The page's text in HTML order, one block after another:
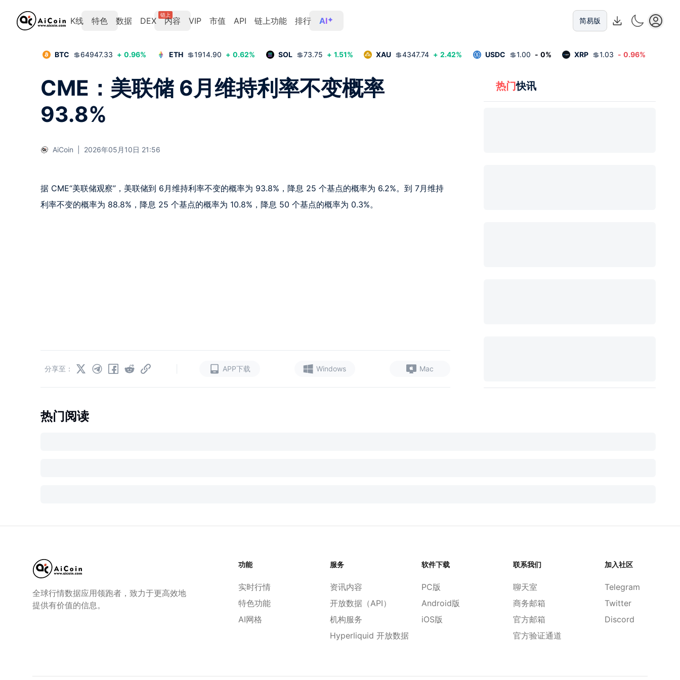
K线 特色 数据 DEX
链上
内容 VIP 市值 API 链上功能 排行 AI 简易版
BTC 💲64947.33 + 0.96% ETH 💲1914.90 + 0.62% SOL 💲73.75 + 1.51% XAU 💲4347.74 + 2.42% USDC 💲1.00 - 0% XRP 💲1.03 - 0.96%
CME：美联储 6月维持利率不变概率
93.8%
AiCoin 2026年05月10日 21:56
据 CME“美联储观察”，美联储到 6月维持利率不变的概率为 93.8%，降息 25 个基点的概率为 6.2%。到 7月维持
利率不变的概率为 88.8%，降息 25 个基点的概率为 10.8%，降息 50 个基点的概率为 0.3%。
APP下载 Windows Mac
分享至：
热门快讯
热门阅读
全球行情数据应用领跑者，致力于更高效地
提供有价值的信息。
功能
实时行情
特色功能
AI网格
服务
资讯内容
开放数据（API）
机构服务
Hyperliquid 开放数据
软件下载
PC版
Android版
iOS版
联系我们
聊天室
商务邮箱
官方邮箱
官方验证通道
加入社区
Telegram
Twitter
Discord